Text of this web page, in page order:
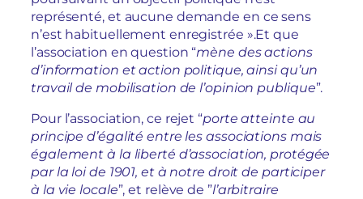
représenté, et aucune demande en ce sens
n’est habituellement enregistrée ».Et que
l’association en question “mène des actions
d’information et action politique, ainsi qu’un
travail de mobilisation de l’opinion publique”.
Pour l’association, ce rejet “porte atteinte au
principe d’égalité entre les associations mais
également à la liberté d’association, protégée
par la loi de 1901, et à notre droit de participer
à la vie locale”, et relève de ”l’arbitraire